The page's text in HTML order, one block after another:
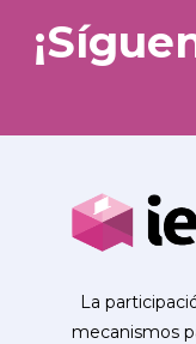
La
mecanismos